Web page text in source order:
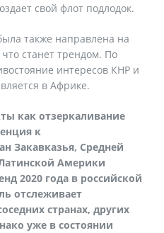
свой флот подлодок.
также направлена на
станет трендом. По
интересов КНР и
в Африке.
как отзеркаливание
к
Закавказья, Средней
Америки
2020 года в российской
отслеживает
странах, других
уже в состоянии